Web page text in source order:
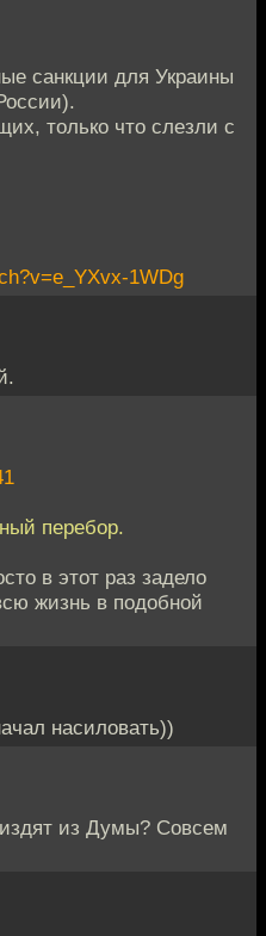
санкции для Украины
только что слезли с
1WDg
перебор.
в этот раз задело
жизнь в подобной
насиловать))
из Думы? Совсем